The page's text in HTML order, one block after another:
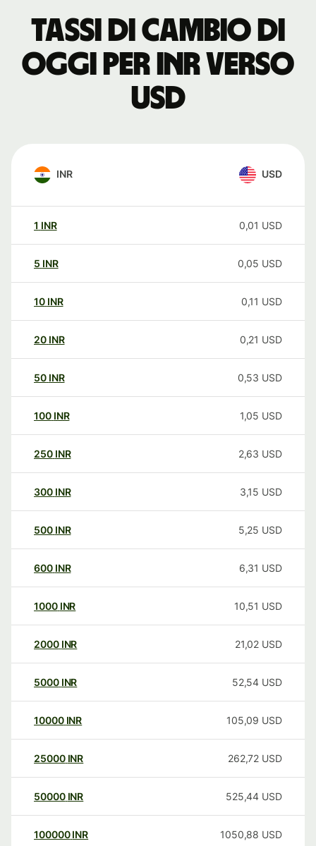
Tassi di cambio di
oggi per INR verso
USD
INR USD
1 INR 0,01 USD
5 INR 0,05 USD
10 INR 0,11 USD
20 INR 0,21 USD
50 INR 0,53 USD
100 INR 1,05 USD
250 INR 2,63 USD
300 INR 3,15 USD
500 INR 5,25 USD
600 INR 6,31 USD
1000 INR 10,51 USD
2000 INR 21,02 USD
5000 INR 52,54 USD
10000 INR 105,09 USD
25000 INR 262,72 USD
50000 INR 525,44 USD
100000 INR 1050,88 USD